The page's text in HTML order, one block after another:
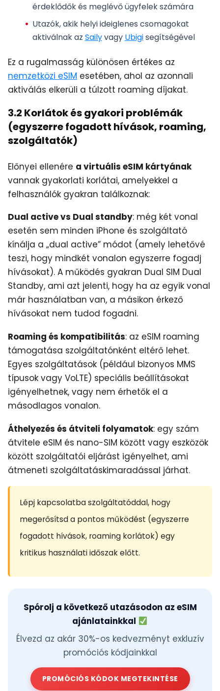
érdeklődők és meglévő ügyfelek számára
Utazók, akik helyi ideiglenes csomagokat
aktiválnak az Sailyvagy Ubigisegítségével
Ez a rugalmasság különösen értékes az
nemzetközi eSIM esetében, ahol az azonnali
aktiválás elkerüli a túlzott roaming díjakat.
3.2 Korlátok és gyakori problémák
(egyszerre fogadott hívások, roaming,
szolgáltatók)
Előnyei ellenére a virtuális eSIM kártyának
vannak gyakorlati korlátai, amelyekkel a
felhasználók gyakran találkoznak:
Dual active vs Dual standby: még két vonal
esetén sem minden iPhone és szolgáltató
kínálja a „dual active” módot (amely lehetővé
teszi, hogy mindkét vonalon egyszerre fogadj
hívásokat). A működés gyakran Dual SIM Dual
Standby, ami azt jelenti, hogy ha az egyik vonal
már használatban van, a másikon érkező
hívásokat nem tudod fogadni.
Roaming és kompatibilitás: az eSIM roaming
támogatása szolgáltatónként eltérő lehet.
Egyes szolgáltatások (például bizonyos MMS
típusok vagy VoLTE) speciális beállításokat
igényelhetnek, vagy nem érhetők el a
másodlagos vonalon.
Áthelyezés és átviteli folyamatok: egy szám
átvitele eSIM és nano-SIM között vagy eszközök
között szolgáltatói eljárást igényelhet, ami
átmeneti szolgáltatáskimaradással járhat.
Lépj kapcsolatba szolgáltatóddal, hogy
megerősítsd a pontos működést (egyszerre
fogadott hívások, roaming korlátok) egy
kritikus használati időszak előtt.
Spórolj a következő utazásodon az eSIM
ajánlatainkkal
Élvezd az akár 30%-os kedvezményt exkluzív
promóciós kódjainkkal
PROMÓCIÓS KÓDOK MEGTEKINTÉSE